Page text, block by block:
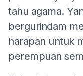
tahu agama.
bergurindam
harapan untuk
perempuan